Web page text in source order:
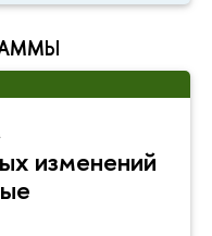
изменений